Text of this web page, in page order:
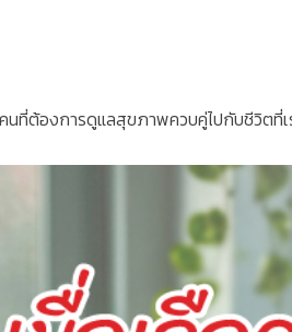
นที่ต้องการดูแลสุขภาพควบคู่ไปกับชีวิตที่